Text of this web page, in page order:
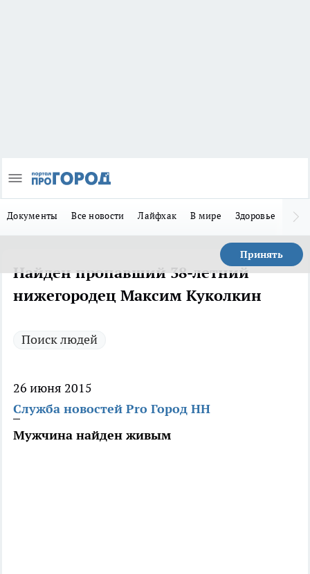
Документы Все новости Лайфхак В мире Здоровье
Принять
Найден пропавший 38-летний
нижегородец Максим Куколкин
Поиск людей
26 июня 2015
Служба новостей Pro Город НН
Мужчина найден живым